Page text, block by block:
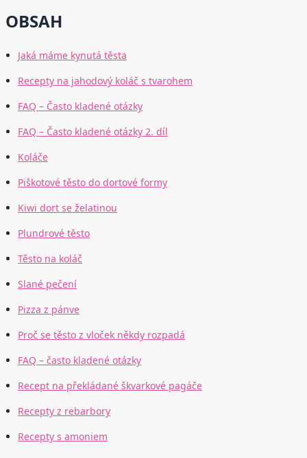
OBSAH
Jaká máme kynutá těsta
Recepty na jahodový koláč s tvarohem
FAQ – Často kladené otázky
FAQ – Často kladené otázky 2. díl
Koláče
Piškotové těsto do dortové formy
Kiwi dort se želatinou
Plundrové těsto
Těsto na koláč
Slané pečení
Pizza z pánve
Proč se těsto z vloček někdy rozpadá
FAQ – často kladené otázky
Recept na překládané škvarkové pagáče
Recepty z rebarbory
Recepty s amoniem